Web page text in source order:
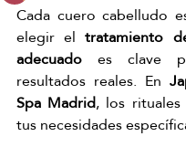
Cada cuero cabelludo
elegir el tratamiento
adecuado es clave
resultados reales. En
Spa Madrid, los
tus necesidades